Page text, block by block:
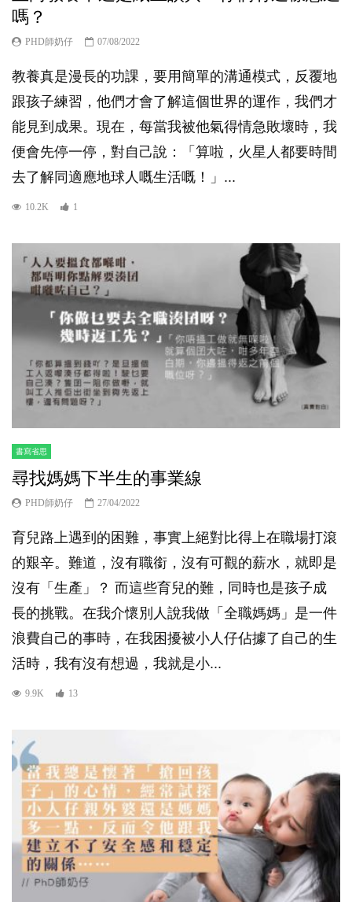
嗎？
PHD師奶仔 07/08/2022
教養真是漫長的功課，要用簡單的溝通模式，反覆地
跟孩子練習，他們才會了解這個世界的運作，我們才
能見到成果。現在，每當我被他氣得情急敗壞時，我
便會先停一停，對自己說：「算啦，火星人都要時間
去了解同適應地球人嘅生活嘅！」...
10.2K 1
書寫省思
尋找媽媽下半生的事業線
PHD師奶仔 27/04/2022
育兒路上遇到的困難，事實上絕對比得上在職場打滾
的艱辛。難道，沒有職銜，沒有可觀的薪水，就即是
沒有「生產」？ 而這些育兒的難，同時也是孩子成
長的挑戰。在我介懷別人說我做「全職媽媽」是一件
浪費自己的事時，在我困擾被小人仔佔據了自己的生
活時，我有沒有想過，我就是小...
9.9K 13